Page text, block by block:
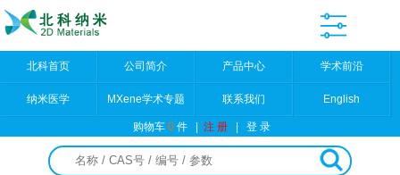
北科首页 公司简介 产品中心 学术前沿
纳米医学 MXene学术专题 联系我们 English
购物车0件 |注 册 |登 录